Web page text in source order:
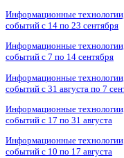
Информационные технологии,
событий с 14 по 23 сентября
Информационные технологии,
событий с 7 по 14 сентября
Информационные технологии,
событий с 31 августа по 7
Информационные технологии,
событий с 17 по 31 августа
Информационные технологии,
событий с 10 по 17 августа